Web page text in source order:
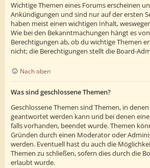
Wichtige Themen eines Forums erscheinen
Ankündigungen und sind nur auf der ersten
haben meist einen wichtigen Inhalt,
Wie bei den Bekanntmachungen hängt es
Berechtigungen ab, ob du wichtige Themen
nicht; die Berechtigungen stellt die Board-
Nach oben
Was sind geschlossene Themen?
Geschlossene Themen sind Themen, in
geantwortet werden kann und bei denen
falls vorhanden, beendet wurde. Themen
Gründen durch einen Moderator oder
werden. Eventuell hast du auch die
Themen zu schließen, sofern dies durch die
erlaubt wurde.